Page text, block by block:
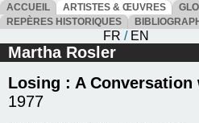
ACCUEIL ARTISTES & ŒUVRES
REPÈRES HISTORIQUES
FR / EN
Martha Rosler